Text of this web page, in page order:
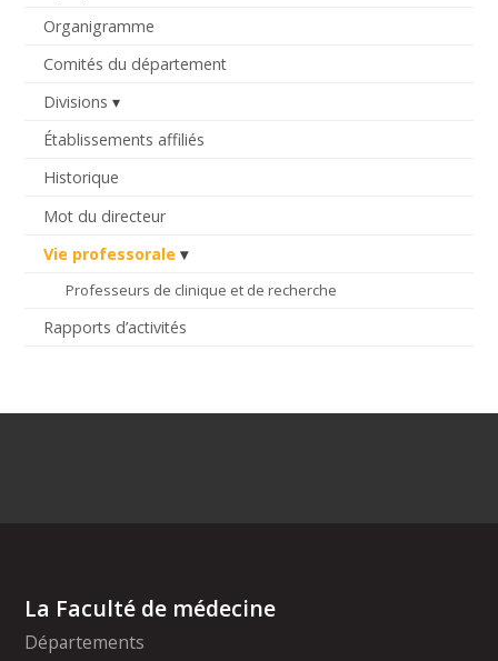
Organigramme
Comités du département
Divisions
Établissements affiliés
Historique
Mot du directeur
Vie professorale
Professeurs de clinique et de recherche
Rapports d’activités
La Faculté de médecine
Départements